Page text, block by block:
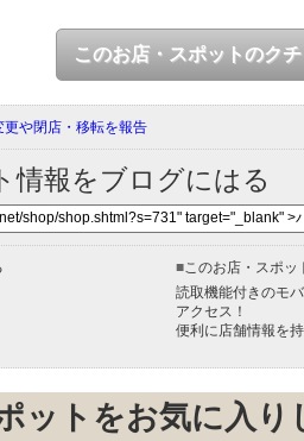
このお店・スポットのク
更や閉店・移転を報告
情報をブログにはる
■ このお店・スポ
読取機能付きのモ
アクセス！
便利に店舗情報を
ットをお気に入